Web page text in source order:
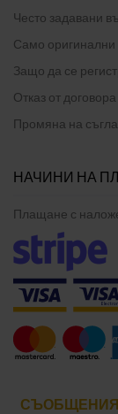
Често задавани
Само оригинални
Защо да се
Отказ от договора
Промяна на
НАЧИНИ НА
Плащане с
СЪОБЩЕНИЯ